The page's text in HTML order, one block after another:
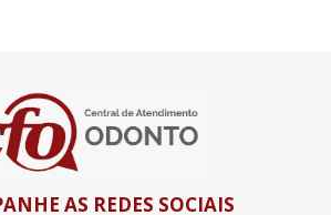
AS REDES SOCIAIS